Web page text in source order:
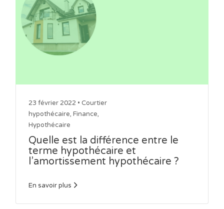
23 février 2022 • Courtier
hypothécaire, Finance,
Hypothécaire
Quelle est la différence entre le
terme hypothécaire et
l’amortissement hypothécaire ?
En savoir plus